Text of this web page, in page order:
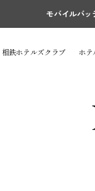
モバイルバ
相鉄ホテルズクラブ ホテ